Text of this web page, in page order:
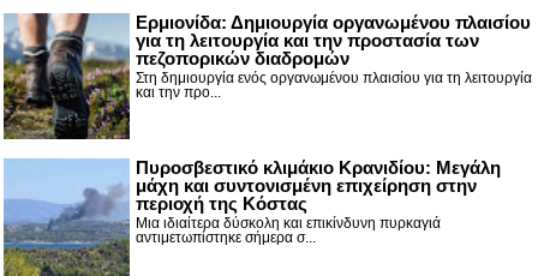
Ερμιονίδα: Δημιουργία οργανωμένου πλαισίου
για τη λειτουργία και την προστασία των
πεζοπορικών διαδρομών
Στη δημιουργία ενός οργανωμένου πλαισίου για τη λειτουργία
και την προ...
Πυροσβεστικό κλιμάκιο Κρανιδίου: Μεγάλη
μάχη και συντονισμένη επιχείρηση στην
περιοχή της Κόστας
Μια ιδιαίτερα δύσκολη και επικίνδυνη πυρκαγιά
αντιμετωπίστηκε σήμερα σ...